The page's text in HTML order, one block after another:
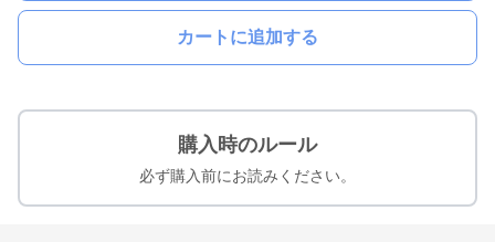
カートに追加する
購入時のルール
必ず購入前にお読みください。